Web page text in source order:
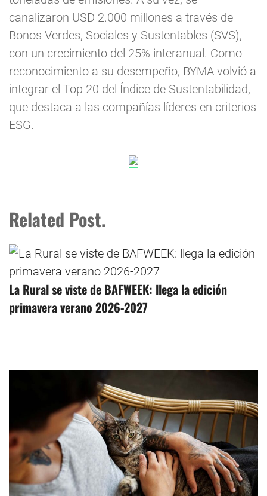
canalizaron USD 2.000 millones a través de
Bonos Verdes, Sociales y Sustentables (SVS),
con un crecimiento del 25% interanual. Como
reconocimiento a su desempeño, BYMA volvió a
integrar el Top 20 del Índice de Sustentabilidad,
que destaca a las compañías líderes en criterios
ESG.
Related Post.
La Rural se viste de BAFWEEK: llega la edición
primavera verano 2026-2027